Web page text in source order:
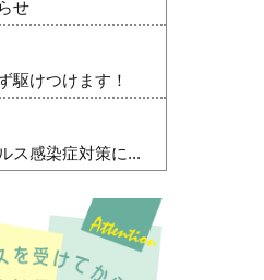
せ
駆けつけます！
ス感染症対策に...